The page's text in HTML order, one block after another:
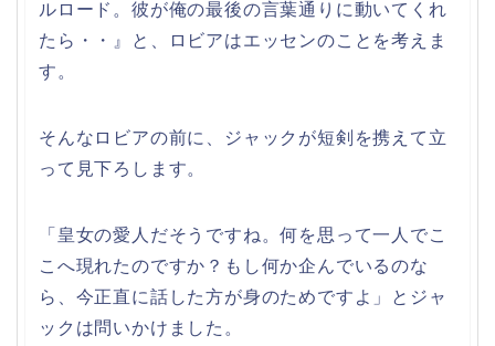
ルロード。彼が俺の最後の言葉通りに動いてくれ
たら・・』と、ロビアはエッセンのことを考えま
す。
そんなロビアの前に、ジャックが短剣を携えて立
って見下ろします。
「皇女の愛人だそうですね。何を思って一人でこ
こへ現れたのですか？もし何か企んでいるのな
ら、今正直に話した方が身のためですよ」とジャ
ックは問いかけました。